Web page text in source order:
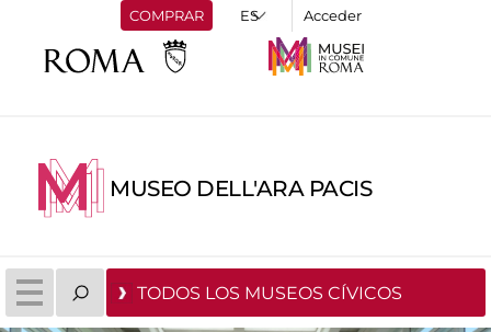
COMPRAR Acceder
MUSEO DELL'ARA PACIS
TODOS LOS MUSEOS CÍVICOS